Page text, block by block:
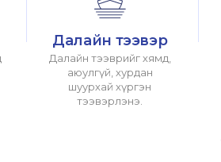
Далайн тээвэр
Далайн тээврийг хямд,
аюулгүй, хурдан
шуурхай хүргэн
тээвэрлэнэ.